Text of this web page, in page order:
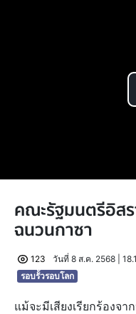
คณะรัฐมนตรีอิส
ฉนวนกาซา
123
วันที่ 8 ส.ค. 2568 |
รอบรั้วรอบโลก
แม้จะมีเสียงเรียกร้องจ